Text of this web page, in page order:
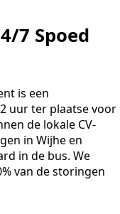
7 Spoed
is een
uur ter plaatse voor
de lokale CV-
in Wijhe en
in de bus. We
van de storingen